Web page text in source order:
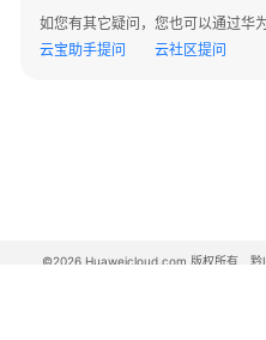
考
共
如您有其它疑问，您也可以通过华
云宝助手提问
云社区提问
©2026 Huaweicloud.com 版权所有 黔